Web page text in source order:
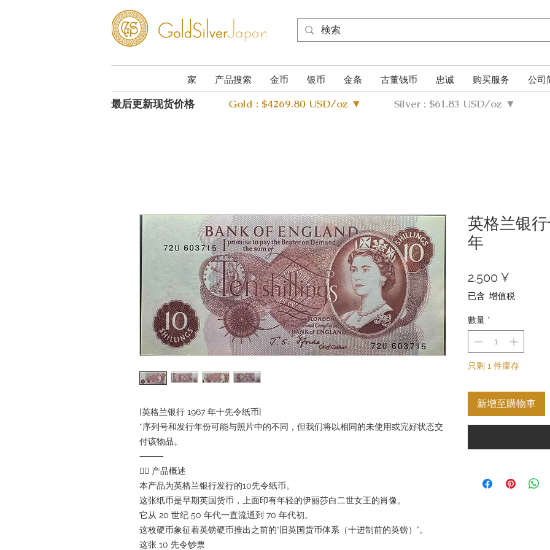
家 产品搜索 金币 银币 金条 古董钱币 忠诚 购买服务 公司
最后更新现货价格 Gold : $4269.80 USD/oz ▼ Silver : $61.83 USD/oz ▼
[英格兰银行 1967 年十先令纸币]
*序列号和发行年份可能与照片中的不同，但我们将以相同的未使用或完好状态交
付该物品。
⸻
💂‍♀️ 产品概述
本产品为英格兰银行发行的10先令纸币。
这张纸币是早期英国货币，上面印有年轻的伊丽莎白二世女王的肖像。
它从 20 世纪 50 年代一直流通到 70 年代初。
这枚硬币象征着英镑硬币推出之前的“旧英国货币体系（十进制前的英镑）”。
这张 10 先令钞票
英格兰银
年
2.500 ¥
格
已含 增值税
數量 *
只剩 1 件庫存
新增至購物車